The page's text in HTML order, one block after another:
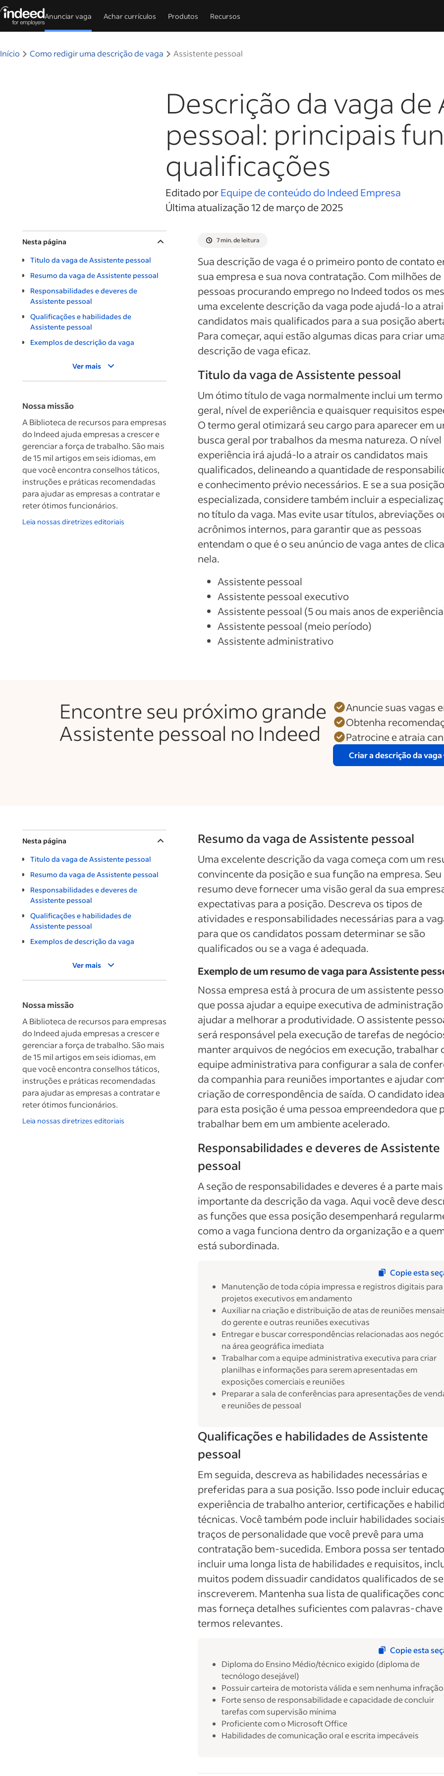
Anunciar vaga Achar currículos Produtos Recursos
Início
Como redigir uma descrição de vaga Assistente pessoal
Descrição da vaga de
pessoal: principais
qualificações
Editado porEquipe de conteúdo do Indeed Empresa
Última atualização 12 de março de 2025
Nesta página
Titulo da vaga de Assistente pessoal
Resumo da vaga de Assistente pessoal
Responsabilidades e deveres de
Assistente pessoal
Qualificações e habilidades de
Assistente pessoal
Exemplos de descrição da vaga
Ver mais
Nossa missão
A Biblioteca de recursos para empresas
do Indeed ajuda empresas a crescer e
gerenciar a força de trabalho. São mais
de 15 mil artigos em seis idiomas, em
que você encontra conselhos táticos,
instruções e práticas recomendadas
para ajudar as empresas a contratar e
reter ótimos funcionários.
Leia nossas diretrizes editoriais
7 min. de leitura
Sua descrição de vaga é o primeiro ponto de contato
sua empresa e sua nova contratação. Com milhões de
pessoas procurando emprego no Indeed todos os
uma excelente descrição da vaga pode ajudá-lo a
candidatos mais qualificados para a sua posição
Para começar, aqui estão algumas dicas para criar
descrição de vaga eficaz.
Titulo da vaga de Assistente pessoal
Um ótimo título de vaga normalmente inclui um termo
geral, nível de experiência e quaisquer requisitos
O termo geral otimizará seu cargo para aparecer em
busca geral por trabalhos da mesma natureza. O nível
experiência irá ajudá-lo a atrair os candidatos mais
qualificados, delineando a quantidade de
e conhecimento prévio necessários. E se a sua
especializada, considere também incluir a
no título da vaga. Mas evite usar títulos, abreviações
acrônimos internos, para garantir que as pessoas
entendam o que é o seu anúncio de vaga antes de
nela.
Assistente pessoal
Assistente pessoal executivo
Assistente pessoal (5 ou mais anos de
Assistente pessoal (meio período)
Assistente administrativo
Encontre seu próximo grande
Assistente pessoal no Indeed
Anuncie suas vagas
Obtenha
Patrocine e atraia
Criar a descrição da vaga
Nesta página
Titulo da vaga de Assistente pessoal
Resumo da vaga de Assistente pessoal
Responsabilidades e deveres de
Assistente pessoal
Qualificações e habilidades de
Assistente pessoal
Exemplos de descrição da vaga
Ver mais
Nossa missão
A Biblioteca de recursos para empresas
do Indeed ajuda empresas a crescer e
gerenciar a força de trabalho. São mais
de 15 mil artigos em seis idiomas, em
que você encontra conselhos táticos,
instruções e práticas recomendadas
para ajudar as empresas a contratar e
reter ótimos funcionários.
Leia nossas diretrizes editoriais
Resumo da vaga de Assistente pessoal
Uma excelente descrição da vaga começa com um
convincente da posição e sua função na empresa. Seu
resumo deve fornecer uma visão geral da sua
expectativas para a posição. Descreva os tipos de
atividades e responsabilidades necessárias para a
para que os candidatos possam determinar se são
qualificados ou se a vaga é adequada.
Exemplo de um resumo de vaga para Assistente
Nossa empresa está à procura de um assistente
que possa ajudar a equipe executiva de
ajudar a melhorar a produtividade. O assistente
será responsável pela execução de tarefas de
manter arquivos de negócios em execução, trabalhar
equipe administrativa para configurar a sala de
da companhia para reuniões importantes e ajudar
criação de correspondência de saída. O candidato
para esta posição é uma pessoa empreendedora que
trabalhar bem em um ambiente acelerado.
Responsabilidades e deveres de Assistente
pessoal
A seção de responsabilidades e deveres é a parte mais
importante da descrição da vaga. Aqui você deve
as funções que essa posição desempenhará
como a vaga funciona dentro da organização e a
está subordinada.
Copie esta
Manutenção de toda cópia impressa e registros digitais para
projetos executivos em andamento
Auxiliar na criação e distribuição de atas de reuniões
do gerente e outras reuniões executivas
Entregar e buscar correspondências relacionadas aos
na área geográfica imediata
Trabalhar com a equipe administrativa executiva para criar
planilhas e informações para serem apresentadas em
exposições comerciais e reuniões
Preparar a sala de conferências para apresentações de
e reuniões de pessoal
Qualificações e habilidades de Assistente
pessoal
Em seguida, descreva as habilidades necessárias e
preferidas para a sua posição. Isso pode incluir
experiência de trabalho anterior, certificações e
técnicas. Você também pode incluir habilidades
traços de personalidade que você prevê para uma
contratação bem-sucedida. Embora possa ser
incluir uma longa lista de habilidades e requisitos,
muitos podem dissuadir candidatos qualificados de se
inscreverem. Mantenha sua lista de qualificações
mas forneça detalhes suficientes com palavras-chave
termos relevantes.
Copie esta
Diploma do Ensino Médio/técnico exigido (diploma de
tecnólogo desejável)
Possuir carteira de motorista válida e sem nenhuma infração
Forte senso de responsabilidade e capacidade de concluir
tarefas com supervisão mínima
Proficiente com o Microsoft Office
Habilidades de comunicação oral e escrita impecáveis